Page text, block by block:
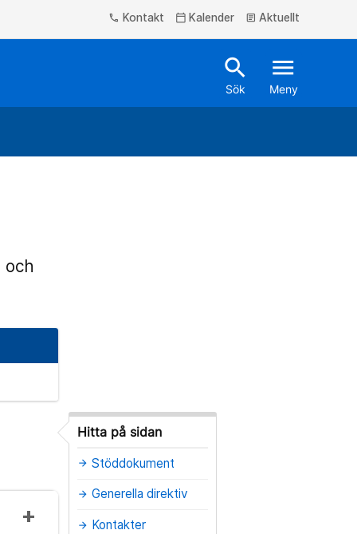
phone Kontakt calendar_today Kalender article Aktuellt
search
Sök
menu
Meny
och
Hitta på sidan
arrow_forward Stöddokument
arrow_forward Generella direktiv
arrow_forward Kontakter